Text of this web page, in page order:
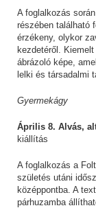
A foglalkozás
részében található
érzékeny, olykor
kezdetéről.
ábrázoló képe,
lelki és társadalmi
Gyermekágy
Április 8. Alvás,
kiállítás
A foglalkozás a
születés utáni
középpontba. A
párhuzamba